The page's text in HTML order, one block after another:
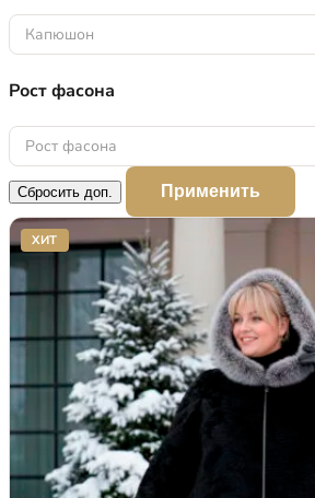
Капюшон
Рост фасона
Рост фасона
Сбросить доп. Применить
ХИТ